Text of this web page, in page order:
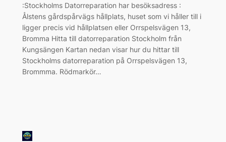
:Stockholms Datorreparation har besöksadress :
Ålstens gårdspårvägs hållplats, huset som vi håller till i
ligger precis vid hållplatsen eller Orrspelsvägen 13,
Bromma Hitta till datorreparation Stockholm från
Kungsängen Kartan nedan visar hur du hittar till
Stockholms datorreparation på Orrspelsvägen 13,
Brommma. Rödmarkör…